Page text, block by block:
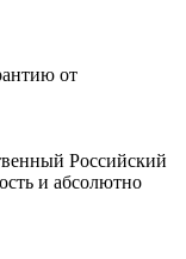
от
Российский
и абсолютно